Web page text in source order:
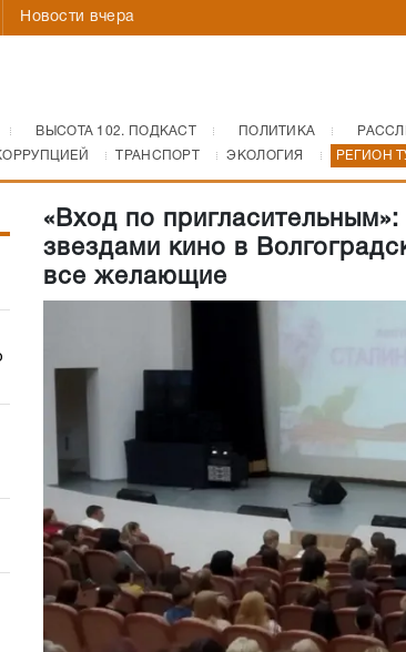
Новости вчера
ВЫСОТА 102. ПОДКАСТ ПОЛИТИКА
ТРАНСПОРТ ЭКОЛОГИЯ РЕГИОН
«Вход по
звездами кино в
все желающие